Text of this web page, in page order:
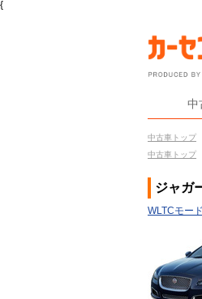
{
中
中古車トップ
中古車トップ
ジャガ
WLTCモー